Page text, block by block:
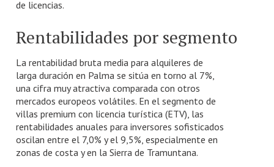
de licencias.
Rentabilidades por segmento
La rentabilidad bruta media para alquileres de
larga duración en Palma se sitúa en torno al 7%,
una cifra muy atractiva comparada con otros
mercados europeos volátiles. En el segmento de
villas premium con licencia turística (ETV), las
rentabilidades anuales para inversores sofisticados
oscilan entre el 7,0% y el 9,5%, especialmente en
zonas de costa y en la Sierra de Tramuntana.